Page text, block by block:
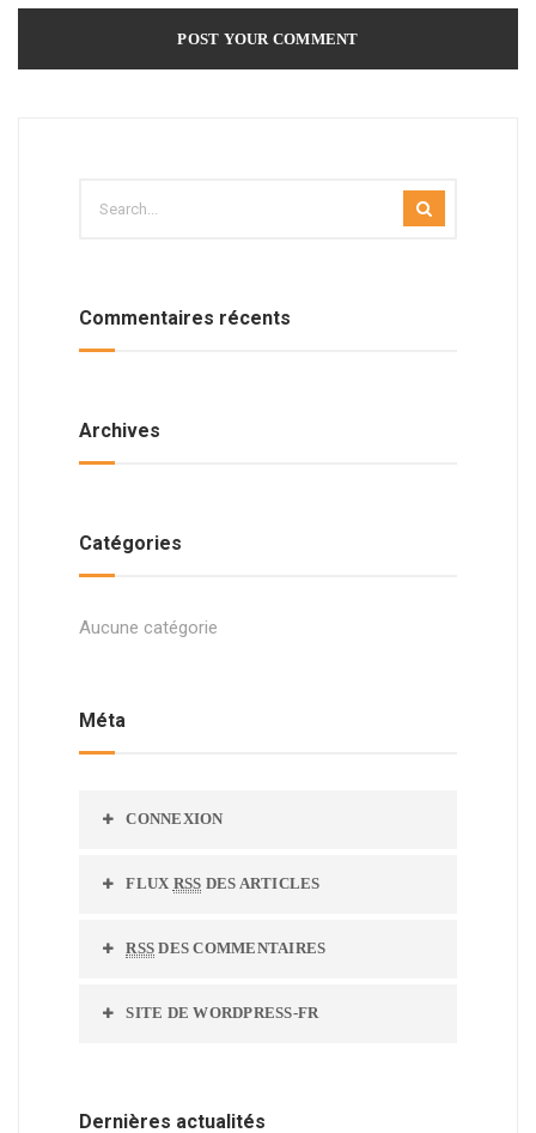
Commentaires récents
Archives
Catégories
Aucune catégorie
Méta
CONNEXION
FLUX RSS DES ARTICLES
RSS DES COMMENTAIRES
SITE DE WORDPRESS-FR
Dernières actualités